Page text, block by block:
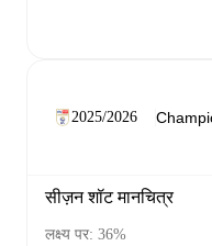
2025/2026
सीज़न शॉट मानचित्र
लक्ष्य पर: 36%